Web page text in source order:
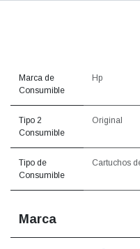
Marca de
Consumible
Hp
Tipo 2
Consumible
Original
Tipo de
Consumible
Cartuchos
Marca